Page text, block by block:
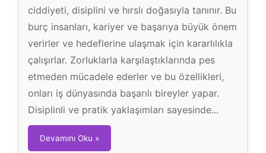
ciddiyeti, disiplini ve hırslı doğasıyla tanınır. Bu
burç insanları, kariyer ve başarıya büyük önem
verirler ve hedeflerine ulaşmak için kararlılıkla
çalışırlar. Zorluklarla karşılaştıklarında pes
etmeden mücadele ederler ve bu özellikleri,
onları iş dünyasında başarılı bireyler yapar.
Disiplinli ve pratik yaklaşımları sayesinde...
Devamını Oku »O